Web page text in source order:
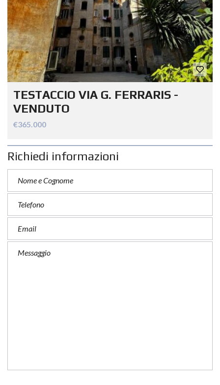
TESTACCIO VIA G. FERRARIS -
VENDUTO
€365.000
Richiedi informazioni